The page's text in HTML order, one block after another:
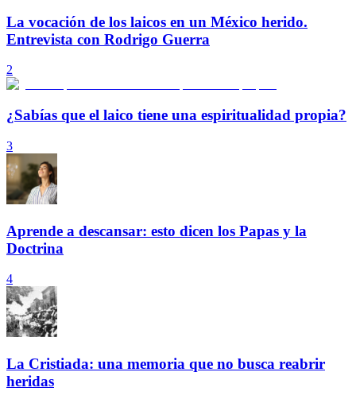
La vocación de los laicos en un México herido.
Entrevista con Rodrigo Guerra
2
¿Sabías que el laico tiene una espiritualidad propia?
3
Aprende a descansar: esto dicen los Papas y la
Doctrina
4
La Cristiada: una memoria que no busca reabrir
heridas